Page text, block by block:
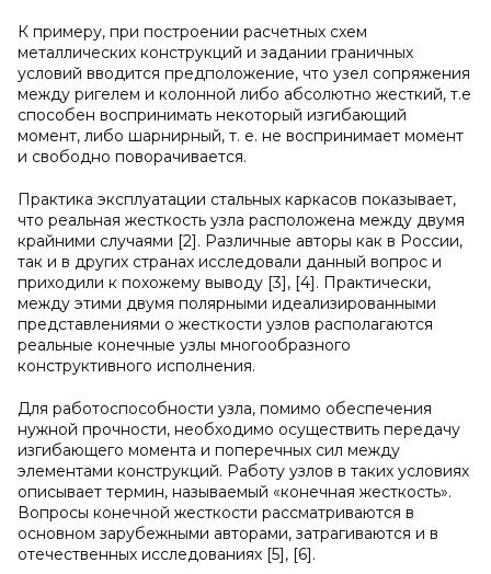
К примеру, при построении расчетных схем
металлических конструкций и задании граничных
условий вводится предположение, что узел сопряжения
между ригелем и колонной либо абсолютно жесткий, т.е
способен воспринимать некоторый изгибающий
момент, либо шарнирный, т. е. не воспринимает момент
и свободно поворачивается.
Практика эксплуатации стальных каркасов показывает,
что реальная жесткость узла расположена между двумя
крайними случаями [2]. Различные авторы как в России,
так и в других странах исследовали данный вопрос и
приходили к похожему выводу [3], [4]. Практически,
между этими двумя полярными идеализированными
представлениями о жесткости узлов располагаются
реальные конечные узлы многообразного
конструктивного исполнения.
Для работоспособности узла, помимо обеспечения
нужной прочности, необходимо осуществить передачу
изгибающего момента и поперечных сил между
элементами конструкций. Работу узлов в таких условиях
описывает термин, называемый «конечная жесткость».
Вопросы конечной жесткости рассматриваются в
основном зарубежными авторами, затрагиваются и в
отечественных исследованиях [5], [6].